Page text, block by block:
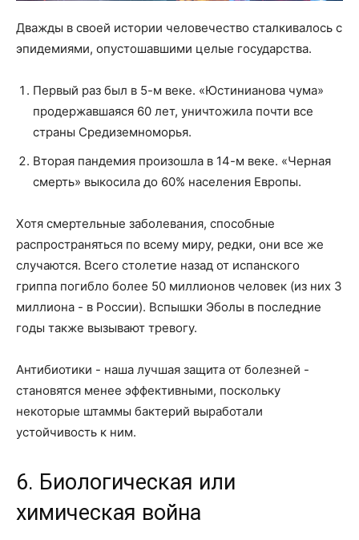
Дважды в своей истории человечество сталкивалось с
эпидемиями, опустошавшими целые государства.
Первый раз был в 5-м веке. «Юстинианова чума»
продержавшаяся 60 лет, уничтожила почти все
страны Средиземноморья.
Вторая пандемия произошла в 14-м веке. «Черная
смерть» выкосила до 60% населения Европы.
Хотя смертельные заболевания, способные
распространяться по всему миру, редки, они все же
случаются. Всего столетие назад от испанского
гриппа погибло более 50 миллионов человек (из них 3
миллиона - в России). Вспышки Эболы в последние
годы также вызывают тревогу.
Антибиотики - наша лучшая защита от болезней -
становятся менее эффективными, поскольку
некоторые штаммы бактерий выработали
устойчивость к ним.
6. Биологическая или
химическая война